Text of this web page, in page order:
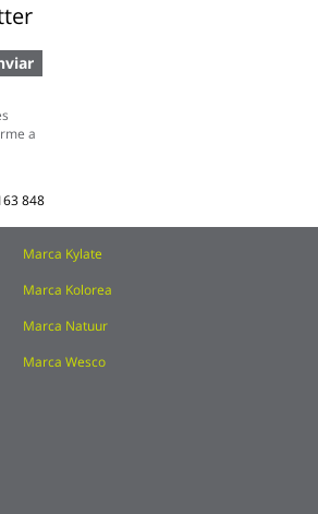
a
848
Marca Kylate
Marca Kolorea
Marca Natuur
Marca Wesco